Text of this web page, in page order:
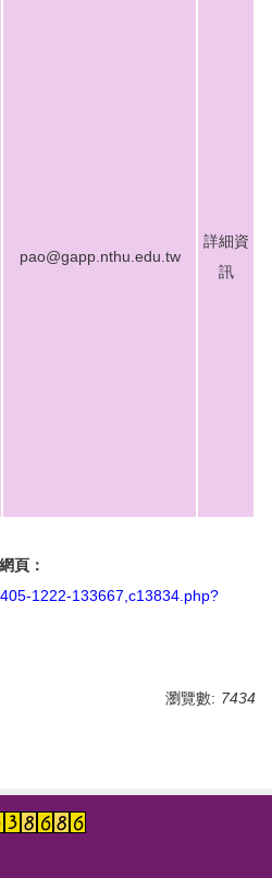
pao@gapp.nthu.edu.tw
詳細資
訊
頁：
1222-133667,c13834.php?
瀏覽數: 7434